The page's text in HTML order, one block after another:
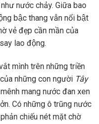
nước chảy. Giữa bao
bậc thang vẫn nổi bật
vẻ đẹp cần mần của
lao động.
mình trên những triền
những con người Tây
mang nước đan xen
Có những ô trũng nước
chiếu nét mặt chờ